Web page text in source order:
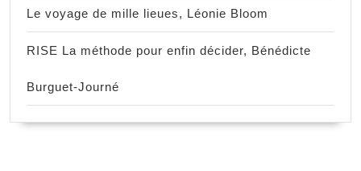
Le voyage de mille lieues, Léonie Bloom
RISE La méthode pour enfin décider, Bénédicte
Burguet-Journé